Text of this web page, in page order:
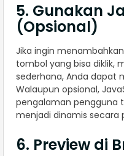
5. Gunakan
(Opsional)
Jika ingin
tombol yang bisa diklik,
sederhana, Anda dapat
Walaupun opsional,
pengalaman pengguna
menjadi dinamis secara
6. Preview di